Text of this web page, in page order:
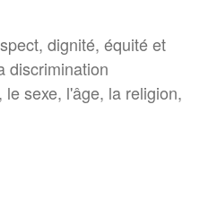
dignité, équité et
discrimination
sexe, l'âge, la religion,